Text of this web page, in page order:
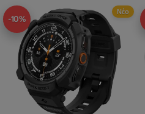
-10%
Νέο